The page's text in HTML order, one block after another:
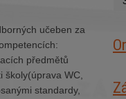
učeben za
předmětů
WC,
standardy,